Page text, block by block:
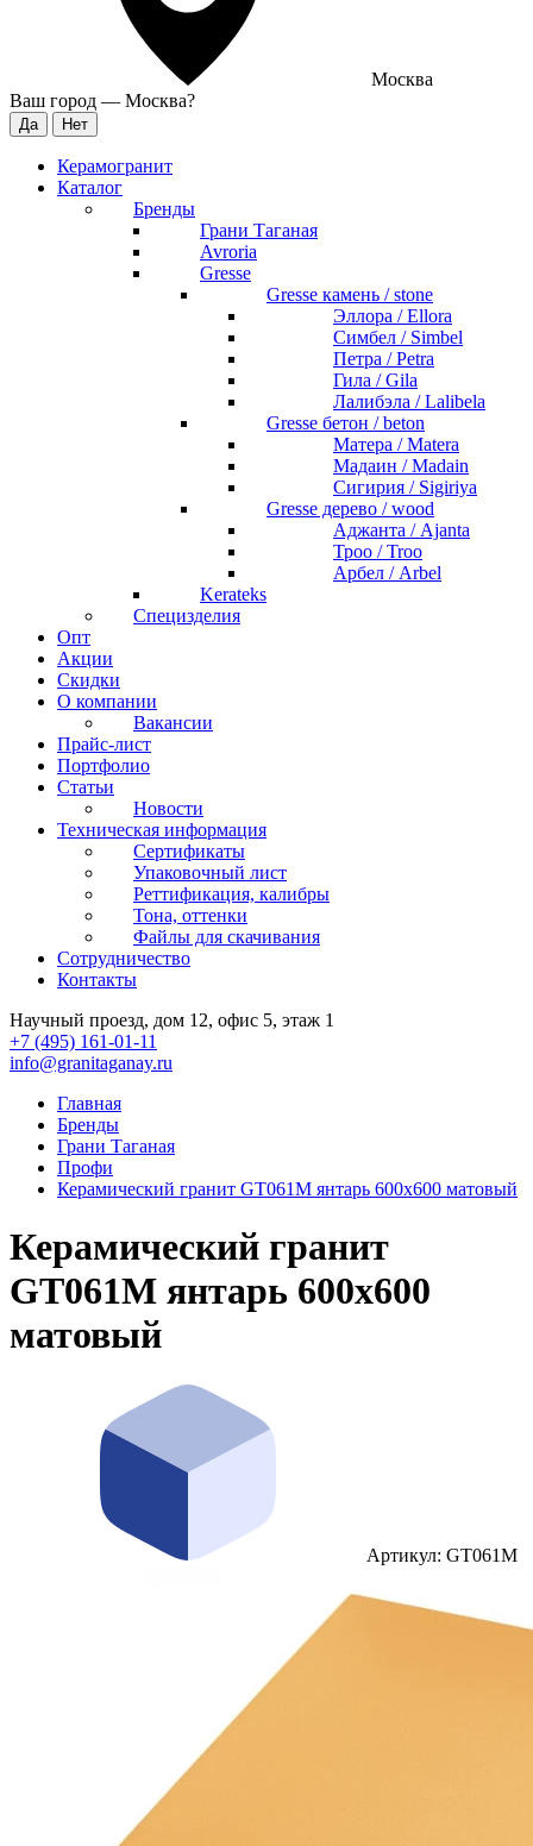
Москва
Ваш город — Москва?
Керамогранит
Каталог
Бренды
Грани Таганая
Avroria
Gresse
Gresse камень / stone
Эллора / Ellora
Симбел / Simbel
Петра / Petra
Гила / Gila
Лалибэла / Lalibela
Gresse бетон / beton
Матера / Matera
Мадаин / Madain
Сигирия / Sigiriya
Gresse дерево / wood
Аджанта / Ajanta
Троо / Troo
Арбел / Arbel
Kerateks
Специзделия
Опт
Акции
Скидки
О компании
Вакансии
Прайс-лист
Портфолио
Статьи
Новости
Техническая информация
Сертификаты
Упаковочный лист
Реттификация, калибры
Тона, оттенки
Файлы для cкачивания
Сотрудничество
Контакты
Научный проезд, дом 12, офис 5, этаж 1
+7 (495) 161-01-11
info@granitaganay.ru
Главная
Бренды
Грани Таганая
Профи
Керамический гранит GT061M янтарь 600x600 матовый
Керамический гранит
GT061M янтарь 600x600
матовый
Артикул: GT061M